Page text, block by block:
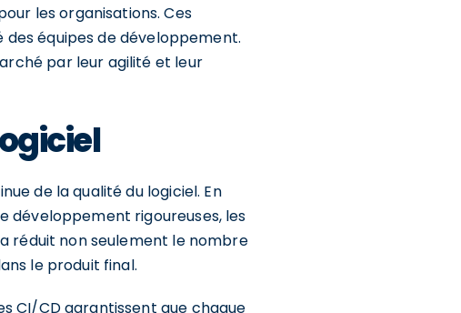
les organisations. Ces
équipes de développement.
par leur agilité et leur
de la qualité du logiciel. En
développement rigoureuses, les
réduit non seulement le nombre
le produit final.
CI/CD garantissent que chaque